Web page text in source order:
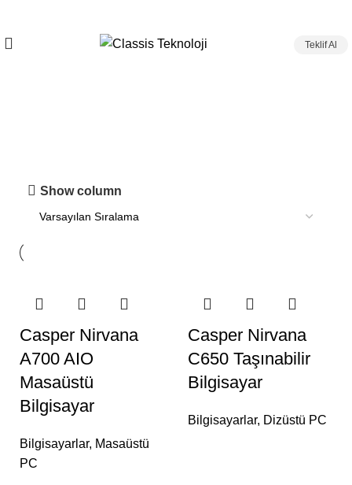
Teklif Al
Show column
Casper Nirvana
A700 AIO
Masaüstü
Bilgisayar
Bilgisayarlar, Masaüstü
PC
Casper Nirvana
C650 Taşınabilir
Bilgisayar
Bilgisayarlar, Dizüstü PC